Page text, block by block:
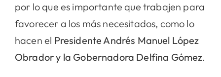
por lo que es importante que trabajen para
favorecer a los más necesitados, como lo
hacen el Presidente Andrés Manuel López
Obrador y la Gobernadora Delfina Gómez.